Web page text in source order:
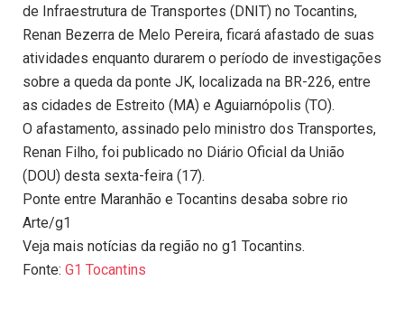
de Infraestrutura de Transportes (DNIT) no Tocantins,
Renan Bezerra de Melo Pereira, ficará afastado de suas
atividades enquanto durarem o período de investigações
sobre a queda da ponte JK, localizada na BR-226, entre
as cidades de Estreito (MA) e Aguiarnópolis (TO).
O afastamento, assinado pelo ministro dos Transportes,
Renan Filho, foi publicado no Diário Oficial da União
(DOU) desta sexta-feira (17).
Ponte entre Maranhão e Tocantins desaba sobre rio
Arte/g1
Veja mais notícias da região no g1 Tocantins.
Fonte: G1 Tocantins